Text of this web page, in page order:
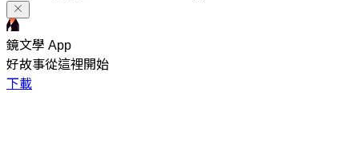
鏡文學 App
好故事從這裡開始
下載